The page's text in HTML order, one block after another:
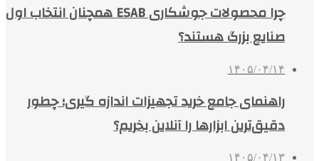
چرا محصولات جوشکاری ESAB همچنان انتخاب اول
صنایع بزرگ هستند؟
۱۴۰۵/۰۴/۱۴
راهنمای جامع خرید تجهیزات اندازه گیری؛ چطور
دقیق‌ترین ابزارها را آنلاین بخریم؟
۱۴۰۵/۰۴/۱۳